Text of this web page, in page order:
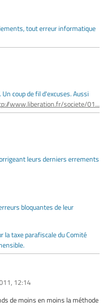
tout erreur informatique
coup de fil d'excuses. Aussi
www.liberation.fr/societe/01...
leurs derniers errements
bloquantes de leur
la taxe parafiscale du Comité
12:14
de moins en moins la méthode